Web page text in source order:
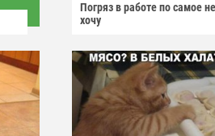
Погряз в работе по самое не
хочу